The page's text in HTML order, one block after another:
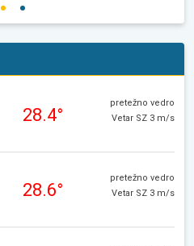
28.4°
pretežno vedro
Vetar SZ 3 m/s
28.6°
pretežno vedro
Vetar SZ 3 m/s